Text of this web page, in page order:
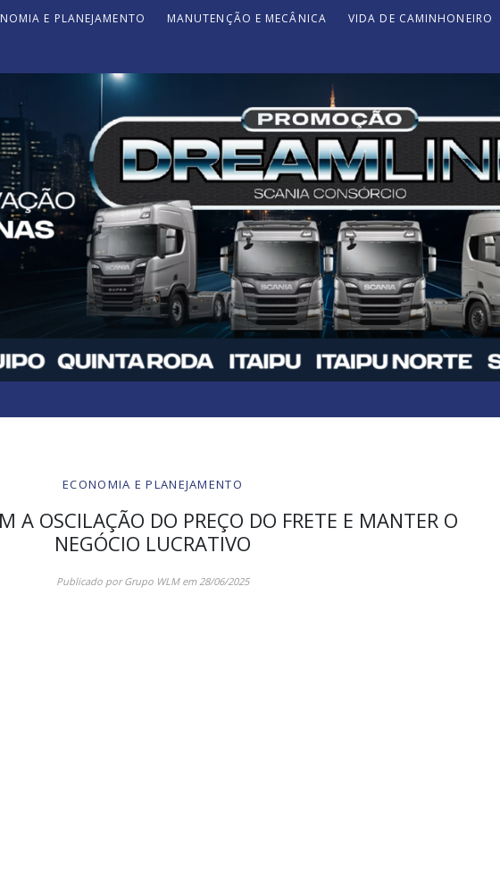
E PLANEJAMENTO MANUTENÇÃO E MECÂNICA VIDA DE CAMINHONEIRO
ECONOMIA E PLANEJAMENTO
A OSCILAÇÃO DO PREÇO DO FRETE E MANTER O
NEGÓCIO LUCRATIVO
Publicado porGrupo WLMem 28/06/2025